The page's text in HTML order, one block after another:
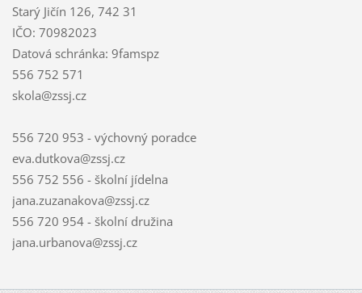
Starý Jičín 126, 742 31
IČO: 70982023
Datová schránka: 9famspz
556 752 571
skola@zssj.cz
556 720 953 - výchovný poradce
eva.dutkova@zssj.cz
556 752 556 - školní jídelna
jana.zuzanakova@zssj.cz
556 720 954 - školní družina
jana.urbanova@zssj.cz